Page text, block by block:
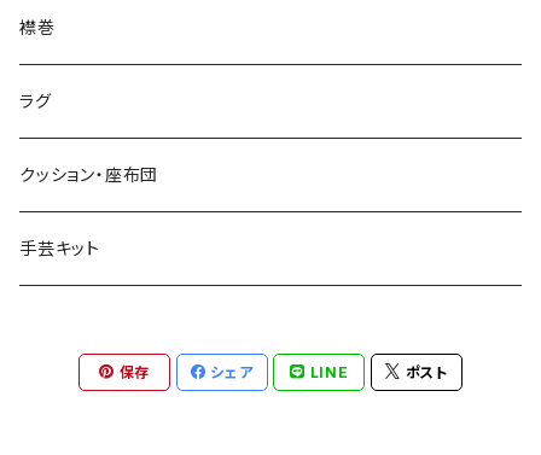
襟巻
ラグ
クッション・座布団
手芸キット
保存 シェア LINE ポスト